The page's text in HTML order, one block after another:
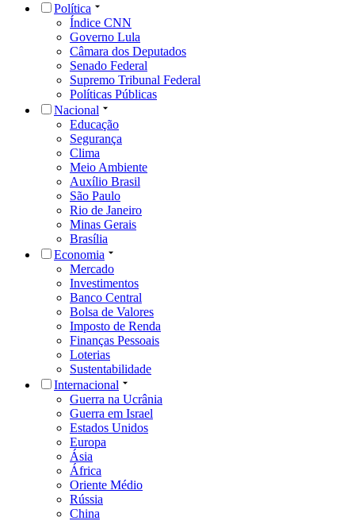
Política
Índice CNN
Governo Lula
Câmara dos Deputados
Senado Federal
Supremo Tribunal Federal
Políticas Públicas
Nacional
Educação
Segurança
Clima
Meio Ambiente
Auxílio Brasil
São Paulo
Rio de Janeiro
Minas Gerais
Brasília
Economia
Mercado
Investimentos
Banco Central
Bolsa de Valores
Imposto de Renda
Finanças Pessoais
Loterias
Sustentabilidade
Internacional
Guerra na Ucrânia
Guerra em Israel
Estados Unidos
Europa
Ásia
África
Oriente Médio
Rússia
China